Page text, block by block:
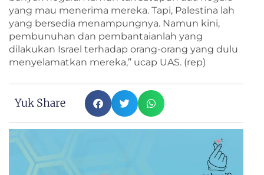
yang mau menerima mereka. Tapi, Palestina lah
yang bersedia menampungnya. Namun kini,
pembunuhan dan pembantaianlah yang
dilakukan Israel terhadap orang-orang yang dulu
menyelamatkan mereka,” ucap UAS. (rep)
Yuk Share